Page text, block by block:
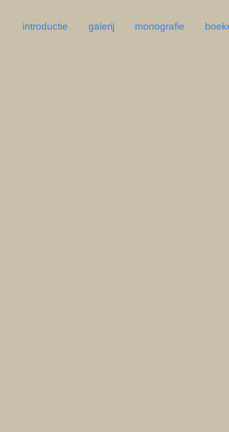
introductie galerij monografie